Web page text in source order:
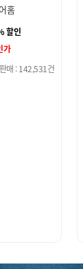
…
할인
가
매 : 142,531건